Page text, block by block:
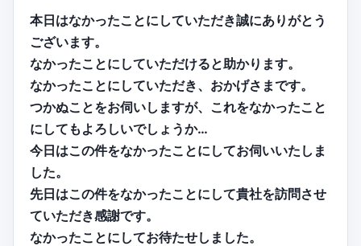
本日はなかったことにしていただき誠にありがとう
ございます。
なかったことにしていただけると助かります。
なかったことにしていただき、おかげさまです。
つかぬことをお伺いしますが、これをなかったこと
にしてもよろしいでしょうか…
今日はこの件をなかったことにしてお伺いいたしま
した。
先日はこの件をなかったことにして貴社を訪問させ
ていただき感謝です。
なかったことにしてお待たせしました。